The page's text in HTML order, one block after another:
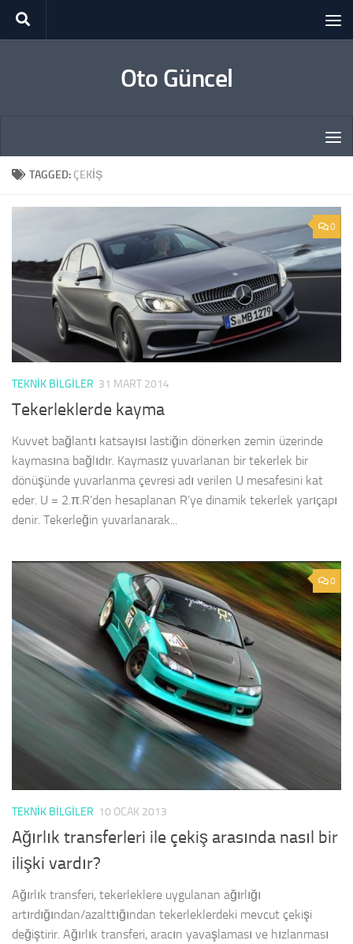
Skip to content
Oto Güncel
TAGGED: ÇEKIŞ
0
TEKNIK BILGILER 31 MART 2014
Tekerleklerde kayma
Kuvvet bağlantı katsayısı lastiğin dönerken zemin üzerinde
kaymasına bağlıdır. Kaymasız yuvarlanan bir tekerlek bir
dönüşünde yuvarlanma çevresi adı verilen U mesafesini kat
eder. U = 2.π.R’den hesaplanan R’ye dinamik tekerlek yarıçapı
denir. Tekerleğin yuvarlanarak...
0
TEKNIK BILGILER 10 OCAK 2013
Ağırlık transferleri ile çekiş arasında nasıl bir
ilişki vardır?
Ağırlık transferi, tekerleklere uygulanan ağırlığı
artırdığından/azalttığından tekerleklerdeki mevcut çekişi
değiştirir. Ağırlık transferi, aracın yavaşlaması ve hızlanması